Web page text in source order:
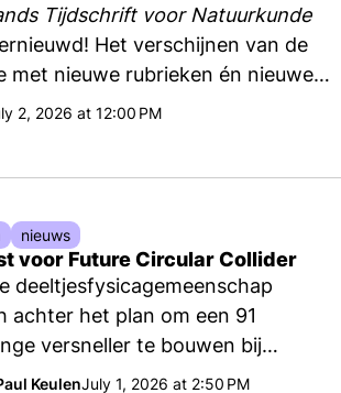
Tijdschrift voor Natuurkunde
Het verschijnen van de
met nieuwe rubrieken én nieuwe
op 1 juli feestelijk ingeluid
bij Nikhef, het Nationaal
2, 2026 at 12:00 PM
voor Future Circular Collider
deeltjesfysicagemeenschap
achter het plan om een 91
versneller te bouwen bij
Circular Collider. Dat maakte
KeulenJuly 1, 2026 at 2:50 PM
nieuws